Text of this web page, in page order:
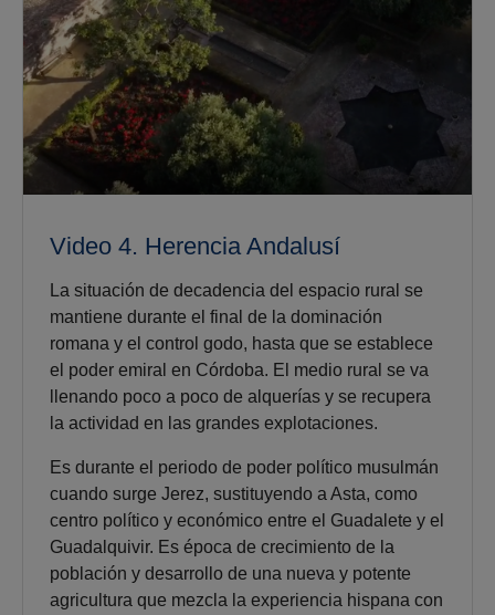
Video 4. Herencia Andalusí
La situación de decadencia del espacio rural se
mantiene durante el final de la dominación
romana y el control godo, hasta que se establece
el poder emiral en Córdoba. El medio rural se va
llenando poco a poco de alquerías y se recupera
la actividad en las grandes explotaciones.
Es durante el periodo de poder político musulmán
cuando surge Jerez, sustituyendo a Asta, como
centro político y económico entre el Guadalete y el
Guadalquivir. Es época de crecimiento de la
población y desarrollo de una nueva y potente
agricultura que mezcla la experiencia hispana con